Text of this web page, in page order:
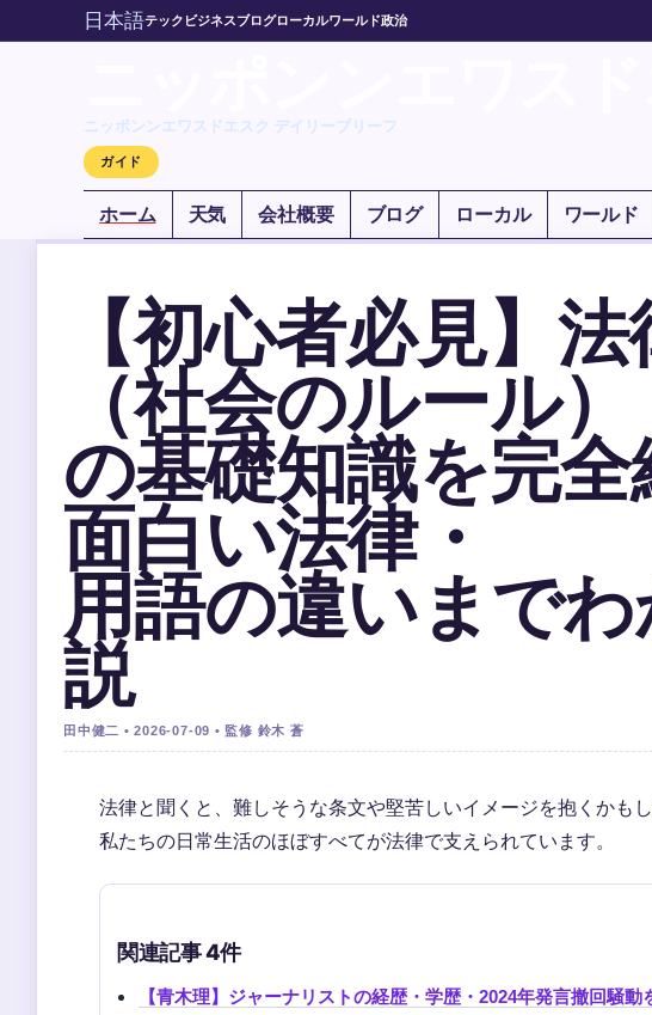
日本語テック ビジネスブログローカルワールド政治
ニッポンンエワスドエスク デイリーブリーフ
ガイド
ホーム 天気 会社概要 ブログ ローカル ワールド
【初心者必見】法
（社会のルール）
の基礎知識を完全
面白い法律・
用語の違いまで
説
田中健二 • 2026-07-09 • 監修 鈴木 蒼
法律と聞くと、難しそうな条文や堅苦しいイメージを抱くかも
私たちの日常生活のほぼすべてが法律で支えられています。
関連記事 4件
【青木理】ジャーナリストの経歴・学歴・2024年発言撤回騒